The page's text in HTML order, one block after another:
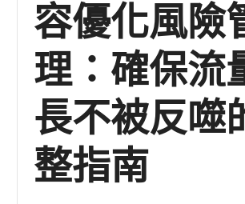
容優化風險
理：確保流
長不被反噬
整指南